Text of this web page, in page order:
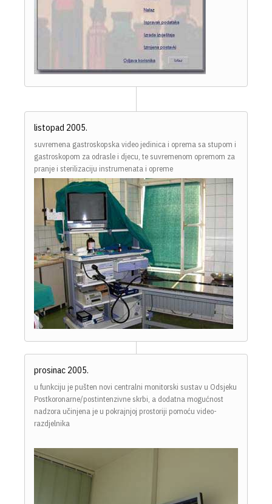
listopad 2005.
suvremena gastroskopska video jedinica i oprema sa stupom i
gastroskopom za odrasle i djecu, te suvremenom opremom za
pranje i sterilizaciju instrumenata i opreme
prosinac 2005.
u funkciju je pušten novi centralni monitorski sustav u Odsjeku
Postkoronarne/postintenzivne skrbi, a dodatna mogućnost
nadzora učinjena je u pokrajnjoj prostoriji pomoću video-
razdjelnika